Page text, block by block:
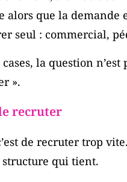
alors que la demande
seul : commercial,
la question
».
recruter
de recruter trop
structure qui tient.